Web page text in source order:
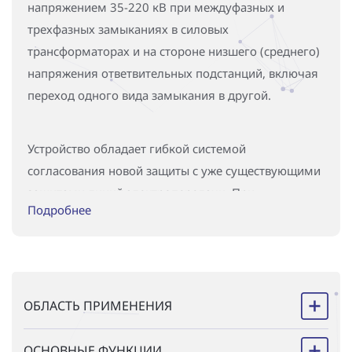
напряжением 35-220 кВ при междуфазных и
трехфазных замыканиях в силовых
трансформаторах и на стороне низшего (среднего)
напряжения ответвительных подстанций, включая
переход одного вида замыкания в другой.
Устройство обладает гибкой системой
согласования новой защиты с уже существующими
защитами линий электропередачи. При
срабатывании фиксируются вид замыкания, дата и
Дальнее резервирование во многих случаях
эффективнее классической схемы ближнего: во-
Подробнее
ОБЛАСТЬ ПРИМЕНЕНИЯ